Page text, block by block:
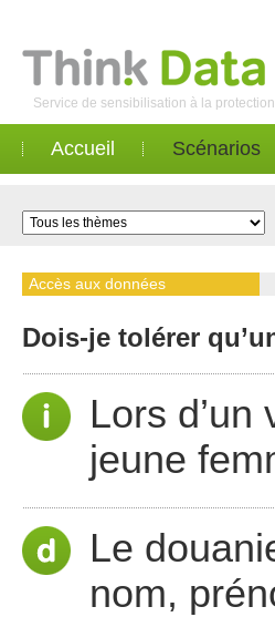
Service de sensibilisation à la
Accueil Scénarios
Accès aux données
Dois-je tolérer
Lors
jeune
Le
nom,